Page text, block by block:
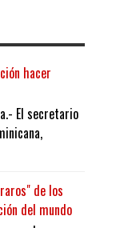
hacer
El secretario
de los
del mundo